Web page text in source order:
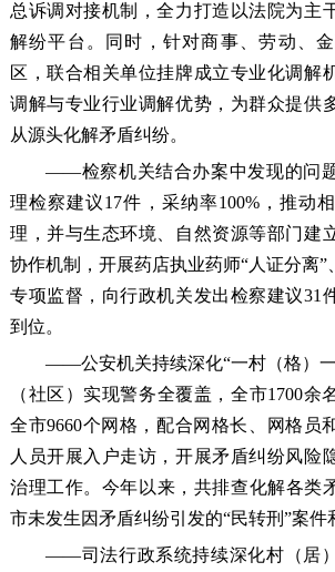
总诉调对接机制，全力打造以法院为主
解纷平台。同时，针对商事、劳动、
区，联合相关单位挂牌成立专业化调解
调解与专业行业调解优势，为群众提供
从源头化解矛盾纠纷。
——检察机关结合办案中发现的问
理检察建议17件，采纳率100%，推动
理，并与生态环境、自然资源等部门建
协作机制，开展药店执业药师“人证分离
专项监督，向行政机关发出检察建议31
到位。
——公安机关持续深化“一村（格）
（社区）实现警务全覆盖，全市1700余
全市9660个网格，配合网格长、网格员
人员开展入户走访，开展矛盾纠纷风险
治理工作。今年以来，共排查化解各类
市未发生因矛盾纠纷引发的“民转刑”案件
——司法行政系统持续深化村（居